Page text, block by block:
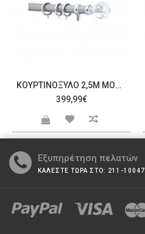
ΚΟΥΡΤΙΝΌΞΥΛΟ 2,5M ΜΟΝΌ C20332
399,99€
Εξυπηρέτηση πελατών
ΚΑΛΕΣΤΕ ΤΩΡΑ ΣΤΟ: 211-